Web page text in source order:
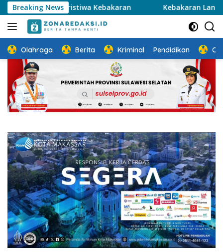
Langsung
ke
konten
Breaking News
Peristiwa Kebakaran Kebakaran Landa NIPAH
Olahraga Berita Kriminal Pendidikan